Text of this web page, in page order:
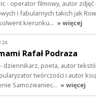
- operator filmowy, autor
i fabularnych takich jak
kierunku… » więcej
Rafał Podraza
- dziennikarz, poeta, autor
twórczości i autor
Samozwaniec… » więcej